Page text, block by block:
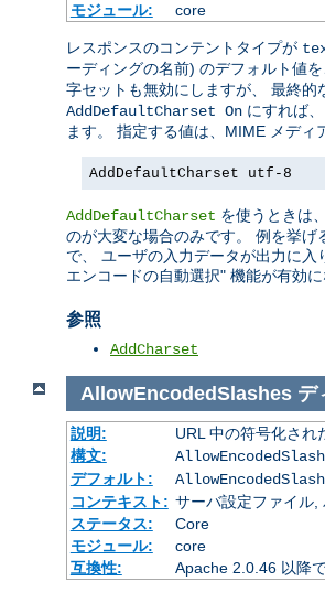
モジュール:
core
レスポンスのコンテントタイプが
ーディングの名前) のデフォルト値
字セットも無効にしますが、 最終
AddDefaultCharset On にすれば
ます。 指定する値は、MIME メディ
AddDefaultCharset utf-8
AddDefaultCharset を使うときは
のが大変な場合のみです。 例を挙
で、 ユーザの入力データが出力に
エンコードの自動選択" 機能が有効
参照
AddCharset
AllowEncodedSlashes デ
説明:
URL 中の符号化され
構文:
デフォルト:
コンテキスト: サーバ設定ファイル,
ステータス:
Core
モジュール:
core
互換性:
Apache 2.0.46 以降